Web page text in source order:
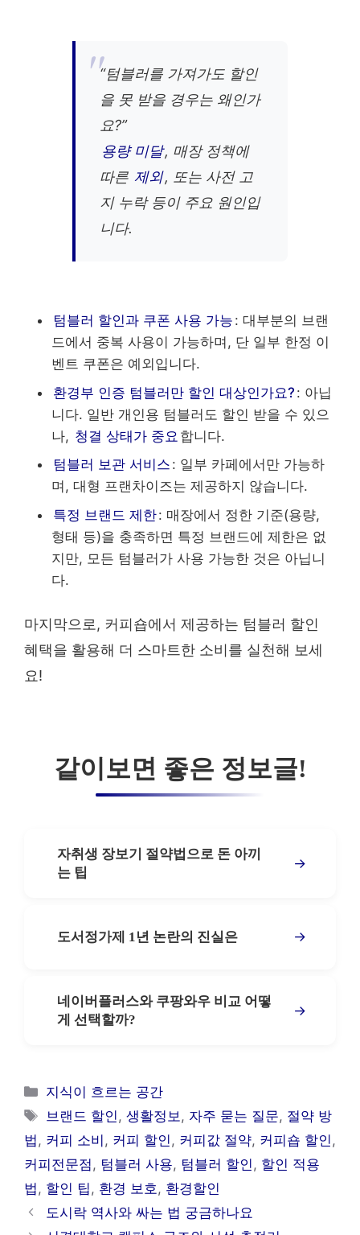
“텀블러를 가져가도 할인
을 못 받을 경우는 왜인가
요?”
용량 미달, 매장 정책에
따른 제외, 또는 사전 고
지 누락 등이 주요 원인입
니다.
텀블러 할인과 쿠폰 사용 가능 : 대부분의 브랜
드에서 중복 사용이 가능하며, 단 일부 한정 이
벤트 쿠폰은 예외입니다.
환경부 인증 텀블러만 할인 대상인가요? : 아닙
니다. 일반 개인용 텀블러도 할인 받을 수 있으
나, 청결 상태가 중요 합니다.
텀블러 보관 서비스 : 일부 카페에서만 가능하
며, 대형 프랜차이즈는 제공하지 않습니다.
특정 브랜드 제한: 매장에서 정한 기준(용량,
형태 등)을 충족하면 특정 브랜드에 제한은 없
지만, 모든 텀블러가 사용 가능한 것은 아닙니
다.
마지막으로, 커피숍에서 제공하는 텀블러 할인
혜택을 활용해 더 스마트한 소비를 실천해 보세
요!
같이보면 좋은 정보글!
자취생 장보기 절약법으로 돈 아끼
는 팁
→
도서정가제 1년 논란의 진실은 →
네이버플러스와 쿠팡와우 비교 어떻
게 선택할까?
→
카
테
리
지식이 흐르는 공간
태
그
브랜드 할인 ,생활정보 , 자주 묻는 질문, 절약 방
법 , 커피 소비 , 커피 할인 , 커피값 절약, 커피숍 할인 ,
커피전문점 , 텀블러 사용, 텀블러 할인 , 할인 적용
법 , 할인 팁 , 환경 보호 , 환경할인
도시락 역사와 싸는 법 궁금하나요